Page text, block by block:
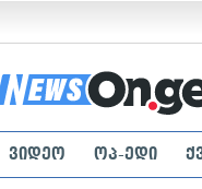
ვიდეო ოპ-ედი